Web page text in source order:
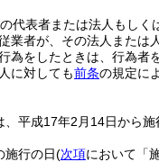
代表者または法人もしく
業者が、その法人または
為をしたときは、行為者
に対しても前条の規定に
、平成17年2月14日から施
施行の日(次項において「